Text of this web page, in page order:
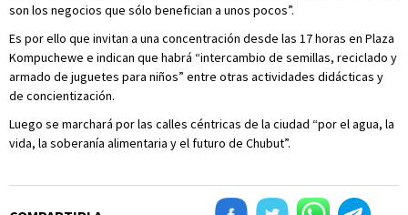
son los negocios que sólo benefician a unos pocos”.
Es por ello que invitan a una concentración desde las 17 horas en Plaza
Kompuchewe e indican que habrá “intercambio de semillas, reciclado y
armado de juguetes para niños” entre otras actividades didácticas y
de concientización.
Luego se marchará por las calles céntricas de la ciudad “por el agua, la
vida, la soberanía alimentaria y el futuro de Chubut”.